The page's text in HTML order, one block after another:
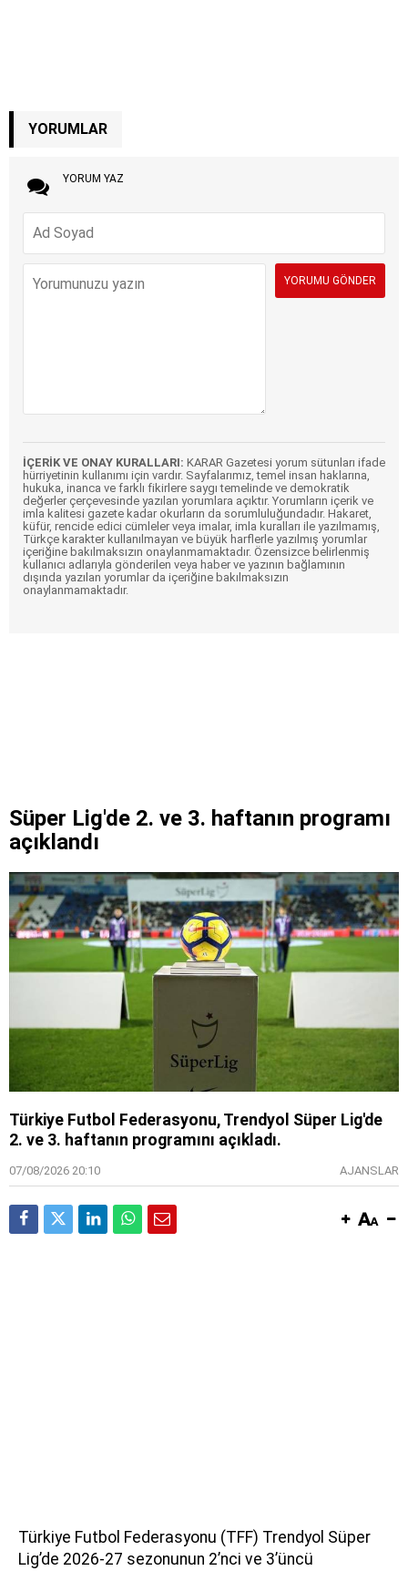
YORUMLAR
YORUM YAZ
İÇERİK VE ONAY KURALLARI: KARAR Gazetesi yorum sütunları ifade
hürriyetinin kullanımı için vardır. Sayfalarımız, temel insan haklarına,
hukuka, inanca ve farklı fikirlere saygı temelinde ve demokratik
değerler çerçevesinde yazılan yorumlara açıktır. Yorumların içerik ve
imla kalitesi gazete kadar okurların da sorumluluğundadır. Hakaret,
küfür, rencide edici cümleler veya imalar, imla kuralları ile yazılmamış,
Türkçe karakter kullanılmayan ve büyük harflerle yazılmış yorumlar
içeriğine bakılmaksızın onaylanmamaktadır. Özensizce belirlenmiş
kullanıcı adlarıyla gönderilen veya haber ve yazının bağlamının
dışında yazılan yorumlar da içeriğine bakılmaksızın
onaylanmamaktadır.
Süper Lig'de 2. ve 3. haftanın programı
açıklandı
Türkiye Futbol Federasyonu, Trendyol Süper Lig'de
2. ve 3. haftanın programını açıkladı.
07/08/2026 20:10 AJANSLAR
Türkiye Futbol Federasyonu (TFF) Trendyol Süper
Lig’de 2026-27 sezonunun 2’nci ve 3’üncü